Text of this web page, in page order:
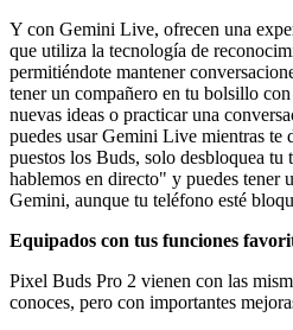
Y con Gemini Live, ofrecen una
que utiliza la tecnología de
permitiéndote mantener
tener un compañero en tu bolsillo
nuevas ideas o practicar una
puedes usar Gemini Live mientras te
puestos los Buds, solo desbloquea
hablemos en directo" y puedes tener
Gemini, aunque tu teléfono esté
Equipados con tus funciones
Pixel Buds Pro 2 vienen con las
conoces, pero con importantes